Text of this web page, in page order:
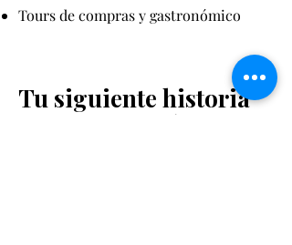
Tours de compras y gastronómico
Tu siguiente historia
comienza aquí